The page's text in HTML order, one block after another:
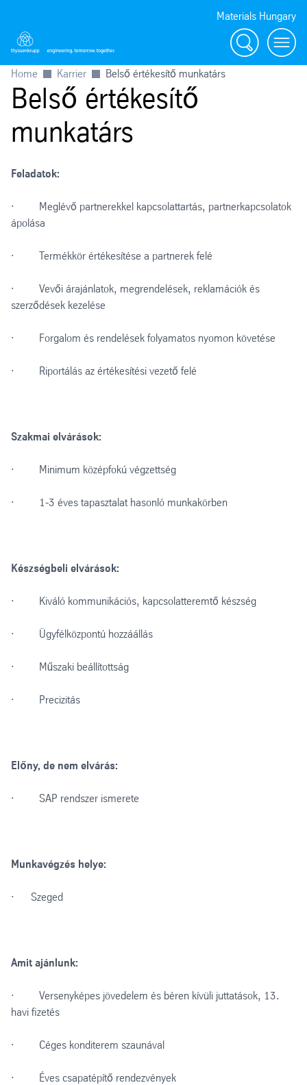
Materials Hungary
Search
Home Karrier Belső értékesítő munkatárs
Belső értékesítő
munkatárs
Feladatok:
· Meglévő partnerekkel kapcsolattartás, partnerkapcsolatok
ápolása
· Termékkör értékesítése a partnerek felé
· Vevői árajánlatok, megrendelések, reklamációk és
szerződések kezelése
· Forgalom és rendelések folyamatos nyomon követése
· Riportálás az értékesítési vezető felé
Szakmai elvárások:
· Minimum középfokú végzettség
· 1-3 éves tapasztalat hasonló munkakörben
Készségbeli elvárások:
· Kiváló kommunikációs, kapcsolatteremtő készség
· Ügyfélközpontú hozzáállás
· Műszaki beállítottság
· Precizitás
Előny, de nem elvárás:
· SAP rendszer ismerete
Munkavégzés helye:
· Szeged
Amit ajánlunk:
· Versenyképes jövedelem és béren kívüli juttatások, 13.
havi fizetés
· Céges konditerem szaunával
· Éves csapatépítő rendezvények